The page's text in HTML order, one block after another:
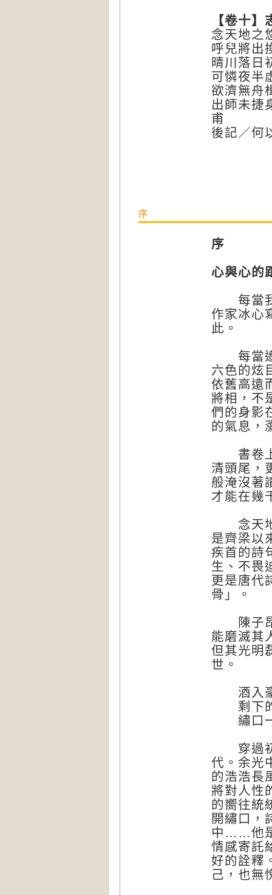
【卷十】
念天地之
呼兒將出
晴川落日
可憐夜半
欲濟無舟
出師未捷
甫
後記／何
序
序
心與心的
每當我
作家冰心
此。
每當遙
六色的炫
依舊高遠
將相，不
們的身影
的氣息，
書卷上
清頭尾，
般淹沒著
才能在幾
念天地
是齊梁以
疾首的詩
生、不畏
更是唐代
骨」。
陳子昂
能磨滅其
但其光明
世。
酒入豪
剩下的
繡口一
穿過初
代。余光
的浩浩長
將對人性
的嚮往統
開繡口，
中……他
情感寄託
好的詮釋
己，也無